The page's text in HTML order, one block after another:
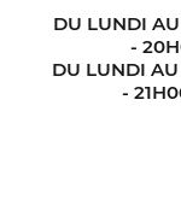
DU LUNDI
-
DU LUNDI
-